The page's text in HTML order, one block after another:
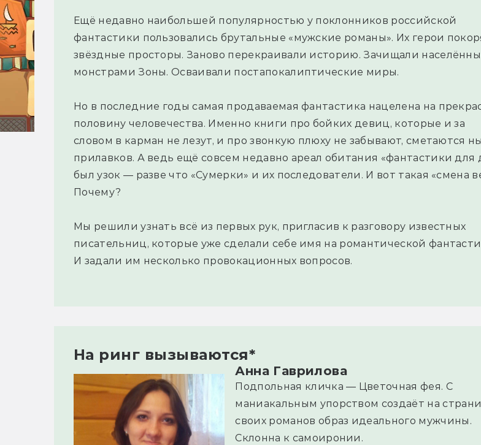
Ещё недавно наибольшей популярностью у поклонников российской
фантастики пользовались брутальные «мужские романы». Их герои
звёздные просторы. Заново перекраивали историю. Зачищали
монстрами Зоны. Осваивали постапокалиптические миры.
Но в последние годы самая продаваемая фантастика нацелена на
половину человечества. Именно книги про бойких девиц, которые и за
словом в карман не лезут, и про звонкую плюху не забывают, сметаются
прилавков. А ведь ещё совсем недавно ареал обитания «фантастики для
был узок — разве что «Сумерки» и их последователи. И вот такая «смена
Почему?
Мы решили узнать всё из первых рук, пригласив к разговору известных
писательниц, которые уже сделали себе имя на романтической
И задали им несколько провокационных вопросов.
На ринг вызываются*
Анна Гаврилова
Подпольная кличка — Цветочная фея. С
маниакальным упорством создаёт на
своих романов образ идеального мужчины.
Склонна к самоиронии.